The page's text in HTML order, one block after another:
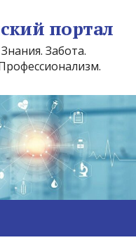
портал
Забота.